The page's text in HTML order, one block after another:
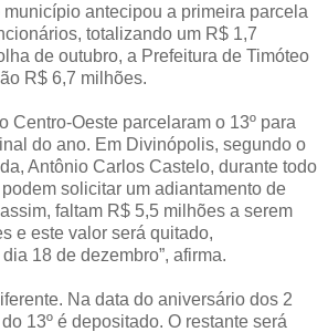
antecipou a primeira parcela
totalizando um R$ 1,7
de outubro, a Prefeitura de Timóteo
R$ 6,7 milhões.
Centro-Oeste parcelaram o 13º para
do ano. Em Divinópolis, segundo o
Antônio Carlos Castelo, durante todo
solicitar um adiantamento de
faltam R$ 5,5 milhões a serem
e este valor será quitado,
18 de dezembro”, afirma.
Na data do aniversário dos 2
13º é depositado. O restante será